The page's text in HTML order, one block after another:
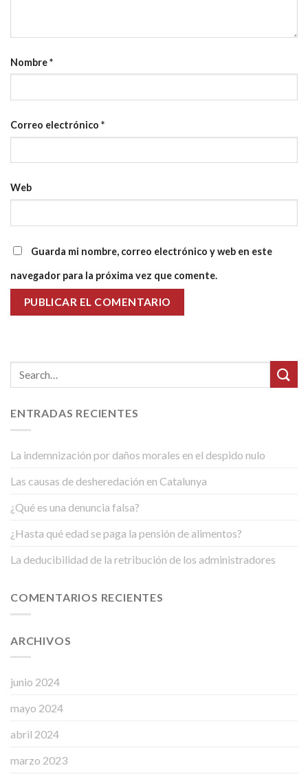
Nombre*
Correo electrónico *
Web
Guarda mi nombre, correo electrónico y web en este
navegador para la próxima vez que comente.
ENTRADAS RECIENTES
La indemnización por daños morales en el despido nulo
Las causas de desheredación en Catalunya
¿Qué es una denuncia falsa?
¿Hasta qué edad se paga la pensión de alimentos?
La deducibilidad de la retribución de los administradores
COMENTARIOS RECIENTES
ARCHIVOS
junio 2024
mayo 2024
abril 2024
marzo 2023